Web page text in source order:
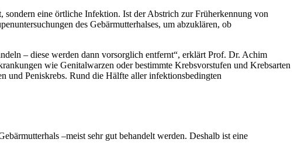
eine örtliche Infektion. Ist der Abstrich zur Früherkennung von
des Gebärmutterhalses, um abzuklären, ob
– diese werden dann vorsorglich entfernt“, erklärt Prof. Dr. Achim
wie Genitalwarzen oder bestimmte Krebsvorstufen und Krebsarten
und Peniskrebs. Rund die Hälfte aller infektionsbedingten
–meist sehr gut behandelt werden. Deshalb ist eine